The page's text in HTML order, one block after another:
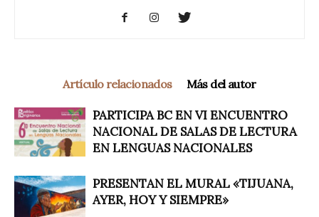
Artículo relacionados Más del autor
PARTICIPA BC EN VI ENCUENTRO
NACIONAL DE SALAS DE LECTURA
EN LENGUAS NACIONALES
PRESENTAN EL MURAL «TIJUANA,
AYER, HOY Y SIEMPRE»